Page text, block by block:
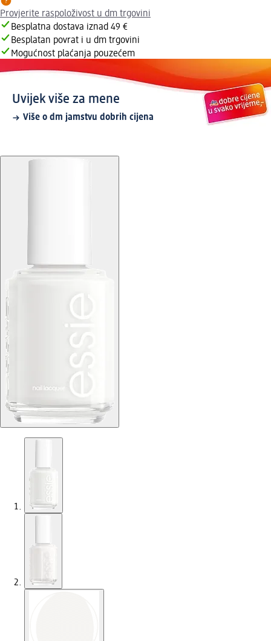
Provjerite raspoloživost u dm trgovini
Besplatna dostava iznad 49 €
Besplatan povrat i u dm trgovini
Mogućnost plaćanja pouzećem
Uvijek više za mene
Više o dm jamstvu dobrih cijena